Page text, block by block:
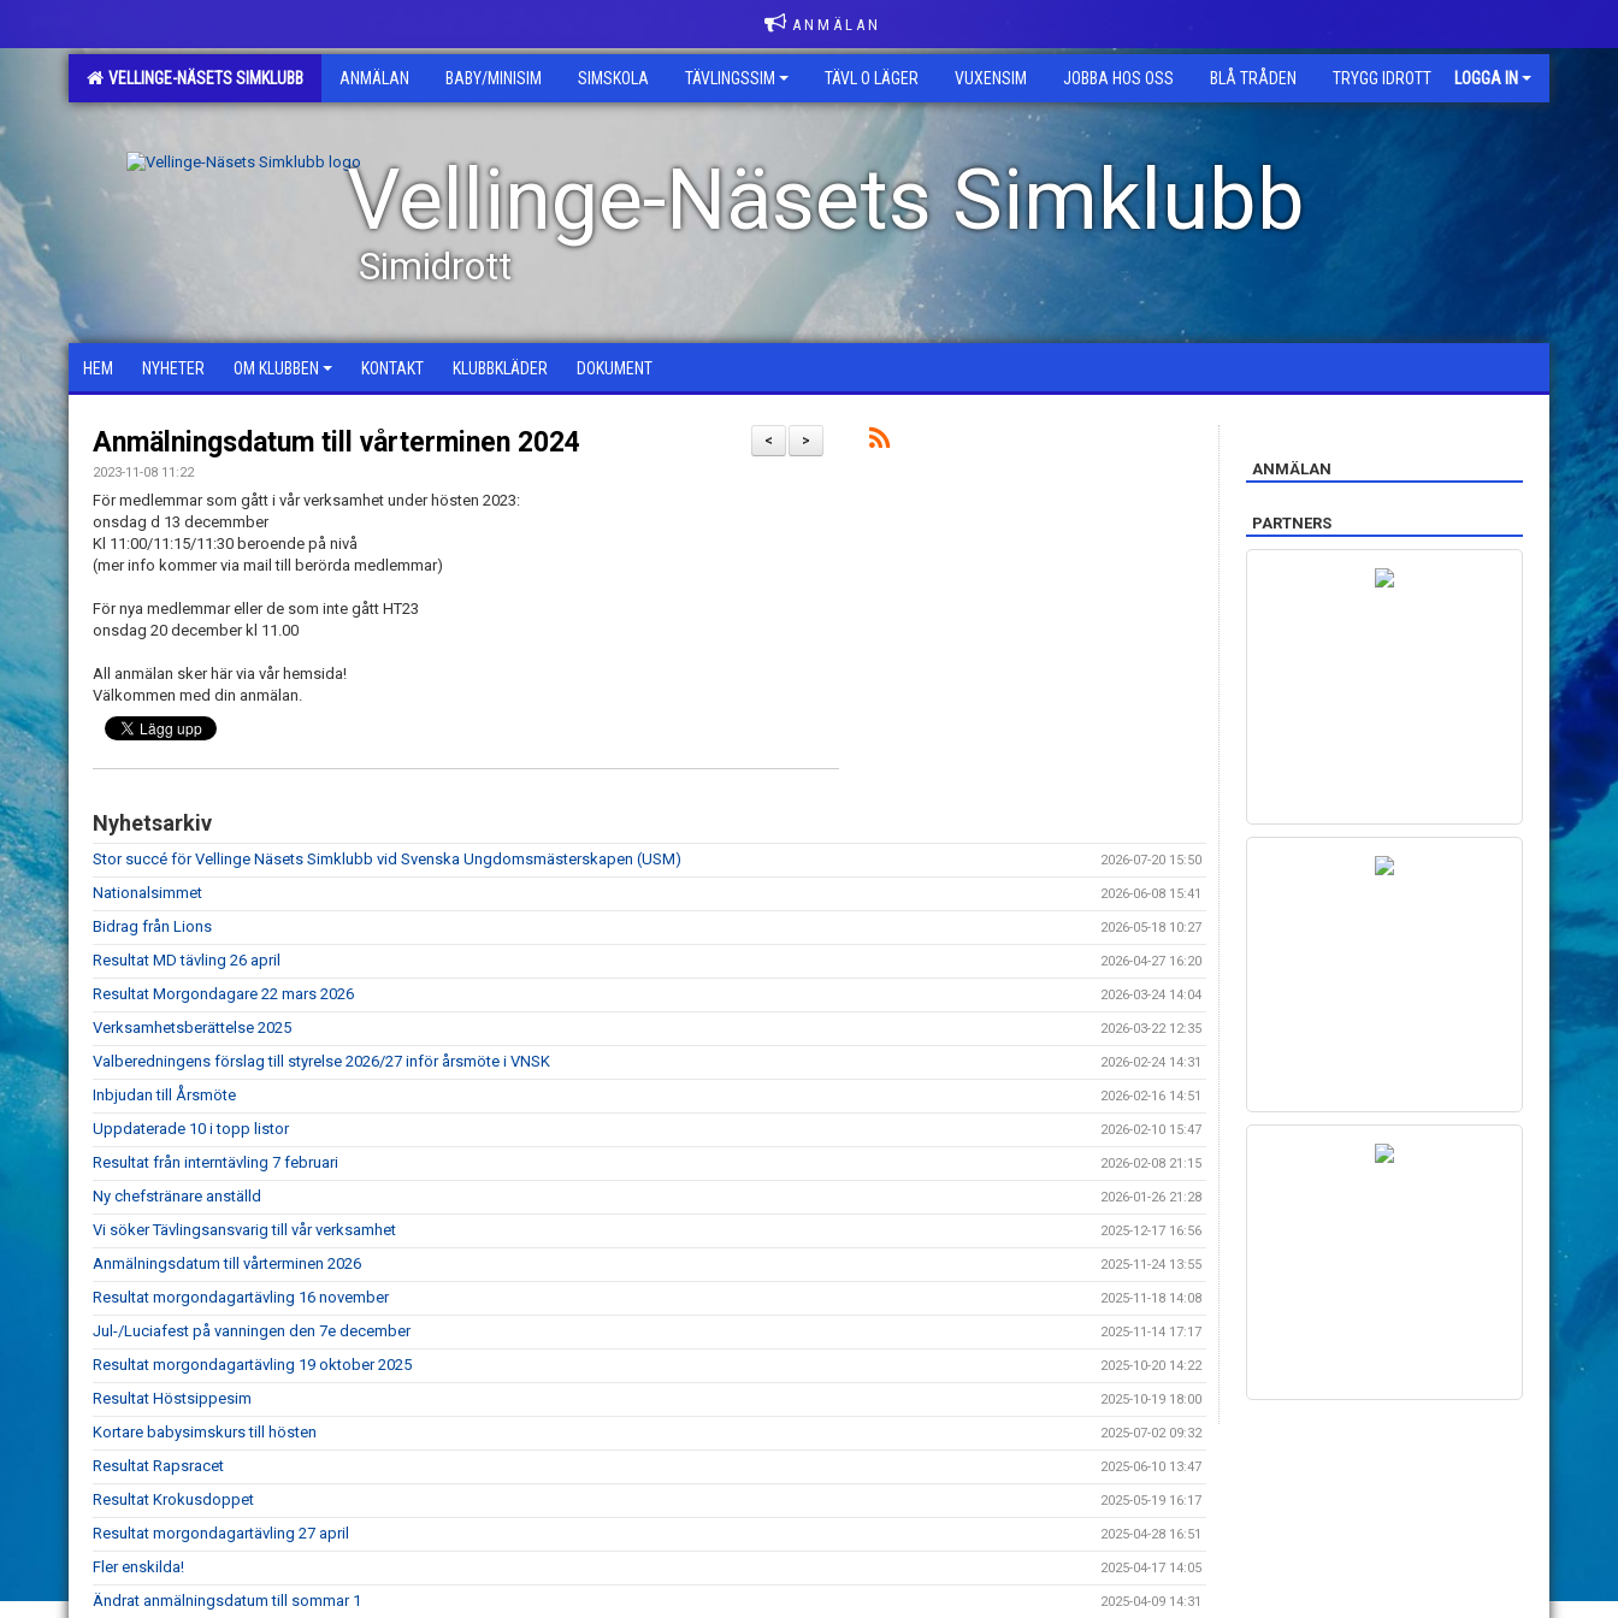
A N M Ä L A N
VELLINGE-NÄSETS SIMKLUBB ANMÄLAN BABY/MINISIM SIMSKOLA TÄVLINGSSIM TÄVL O LÄGER VUXENSIM JOBBA HOS OSS BLÅ TRÅDEN TRYGG IDROTT LOGGA IN
Vellinge-Näsets Simklubb
Simidrott
HEM NYHETER OM KLUBBEN KONTAKT KLUBBKLÄDER DOKUMENT
>
<
Anmälningsdatum till vårterminen 2024
2023-11-08 11:22
För medlemmar som gått i vår verksamhet under hösten 2023:
onsdag d 13 decemmber
Kl 11:00/11:15/11:30 beroende på nivå
(mer info kommer via mail till berörda medlemmar)
För nya medlemmar eller de som inte gått HT23
onsdag 20 december kl 11.00
All anmälan sker här via vår hemsida!
Välkommen med din anmälan.
Nyhetsarkiv
Stor succé för Vellinge Näsets Simklubb vid Svenska Ungdomsmästerskapen (USM) 2026-07-20 15:50
Nationalsimmet 2026-06-08 15:41
Bidrag från Lions 2026-05-18 10:27
Resultat MD tävling 26 april 2026-04-27 16:20
Resultat Morgondagare 22 mars 2026 2026-03-24 14:04
Verksamhetsberättelse 2025 2026-03-22 12:35
Valberedningens förslag till styrelse 2026/27 inför årsmöte i VNSK 2026-02-24 14:31
Inbjudan till Årsmöte 2026-02-16 14:51
Uppdaterade 10 i topp listor 2026-02-10 15:47
Resultat från interntävling 7 februari 2026-02-08 21:15
Ny chefstränare anställd 2026-01-26 21:28
Vi söker Tävlingsansvarig till vår verksamhet 2025-12-17 16:56
Anmälningsdatum till vårterminen 2026 2025-11-24 13:55
Resultat morgondagartävling 16 november 2025-11-18 14:08
Jul-/Luciafest på vanningen den 7e december 2025-11-14 17:17
Resultat morgondagartävling 19 oktober 2025 2025-10-20 14:22
Resultat Höstsippesim 2025-10-19 18:00
Kortare babysimskurs till hösten 2025-07-02 09:32
Resultat Rapsracet 2025-06-10 13:47
Resultat Krokusdoppet 2025-05-19 16:17
Resultat morgondagartävling 27 april 2025-04-28 16:51
Fler enskilda! 2025-04-17 14:05
Ändrat anmälningsdatum till sommar 1 2025-04-09 14:31
ANMÄLAN
PARTNERS